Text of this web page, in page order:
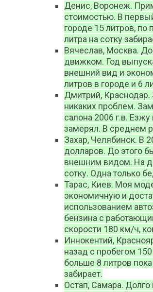
Денис, Воронеж.
стоимостью. В
городе 15 литров,
литра на сотку
Вячеслав, Москва.
движком. Год
внешний вид и
литров в городе и 6
Дмитрий, Краснодар.
никаких проблем.
салона 2006 г.в.
замерял. В среднем
Захар, Челябинск. В
долларов. До этого
внешним видом. На
сотку. Одна только
Тарас, Киев. Моя
экономичную и
использованием
бензина с
скорости 180 км/ч,
Иннокентий,
назад с пробегом
больше 8 литров
забирает.
Остап, Самара.